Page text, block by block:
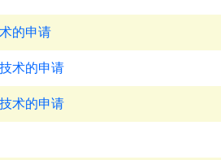
的申请
术的申请
术的申请